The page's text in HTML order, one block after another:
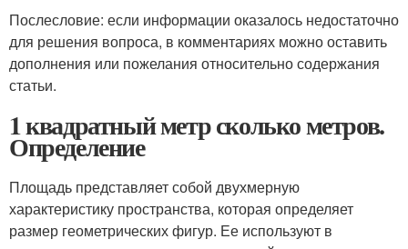
Послесловие: если информации оказалось недостаточно
для решения вопроса, в комментариях можно оставить
дополнения или пожелания относительно содержания
статьи.
1 квадратный метр сколько метров.
Определение
Площадь представляет собой двухмерную
характеристику пространства, которая определяет
размер геометрических фигур. Ее используют в